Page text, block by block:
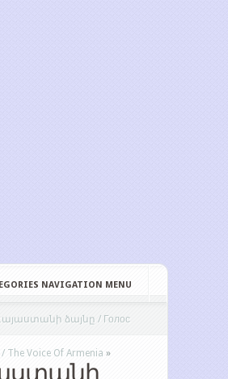
NAVIGATION MENU
ձայնը / Голос
The Voice Of Armenia »